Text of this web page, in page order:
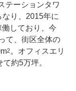
テーションタワ
り、2015年に
しており、今
て、街区全体の
2 。オフィスエリ
約5万坪。